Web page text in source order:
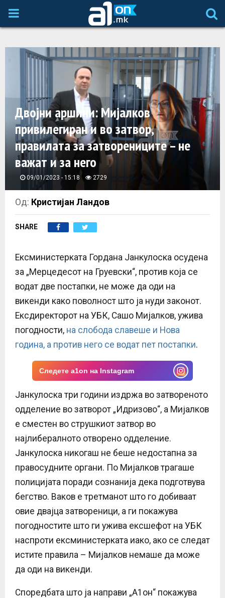
P
M
A
R
M
E
N
U
Двојни аршини: Мијалков
привилегиран и во затвор,
правилата за затворениците – не
важат и за него
09/01/2023 - 15:18 2729
Од: Кристијан Ландов
SHARE
Ексминистерката Гордана Јанкулоска осудена
за „Мерцедесот на Груевски“, против која се
водат две постапки, не може да оди на
викенди како поволност што ја нуди законот.
Ексдиректорот на УБК, Сашо Мијалков, ужива
погодности, на слобода славеше и Нова
година, а против него се водат пет постапки.
Следете a1on на Instagram
Јанкулоска три години издржа во затвореното
одделение во затворот „Идризово“, а Мијалков
е сместен во струшкиот затвор во
најлибералното отворено одделение.
Јанкулоска никогаш не беше недостапна за
правосудните органи. По Мијалков трагаше
полицијата поради сознанија дека подготвува
бегство. Ваков е третманот што го добиваат
овие двајца затвореници, а ги покажува
погодностите што ги ужива ексшефот на УБК
наспроти ексминистерката иако, ако се следат
истите правила – Мијалков немаше да може
да оди на викенди.
Споредбата што ја направи „А1он“ покажува